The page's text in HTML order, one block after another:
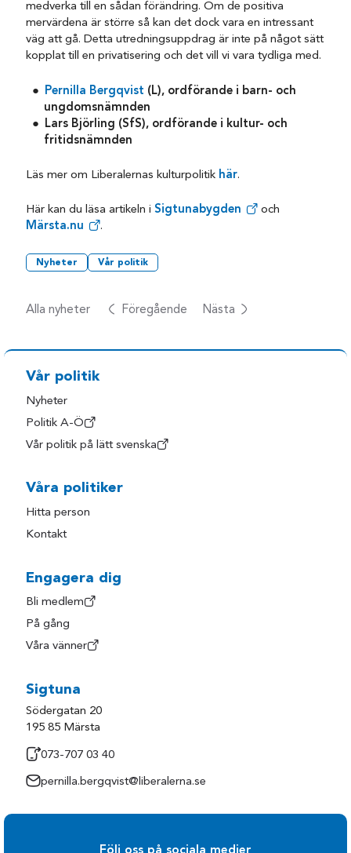
medverka till en sådan förändring. Om de positiva
mervärdena är större så kan det dock vara en intressant
väg att gå. Detta utredningsuppdrag är inte på något sätt
kopplat till en privatisering och det vill vi vara tydliga med.
Pernilla Bergqvist (L), ordförande i barn- och
ungdomsnämnden
Lars Björling (SfS), ordförande i kultur- och
fritidsnämnden
Läs mer om Liberalernas kulturpolitik här.
Här kan du läsa artikeln iSigtunabygden
och
Märsta.nu
.
Nyheter Vår politik
Alla nyheter Föregående Nästa
Vår politik
Nyheter
Politik A-Ö
Vår politik på lätt svenska
Våra politiker
Hitta person
Kontakt
Engagera dig
Bli medlem
På gång
Våra vänner
Sigtuna
Södergatan 20
195 85 Märsta
073-707 03 40
pernilla.bergqvist@liberalerna.se